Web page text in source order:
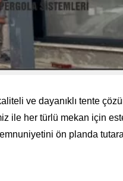
ve dayanıklı tente
ile her türlü mekan için
ön planda